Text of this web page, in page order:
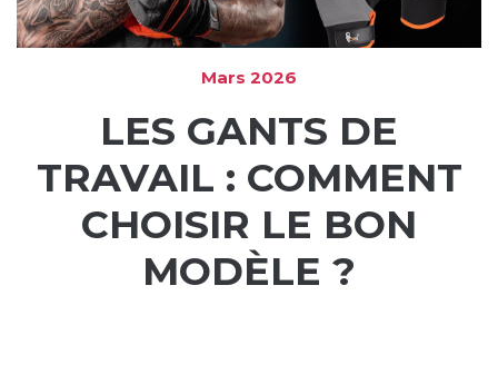
ÉCORESPONSABLE
SERVICES
ROADSHOWS, FORUM DES EXPERTS
MARQUES & CERTIFICATS
Mars 2026
LES GANTS DE
TRAVAIL : COMMENT
CHOISIR LE BON
MODÈLE ?